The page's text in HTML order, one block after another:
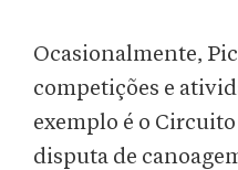
Ocasionalmente,
competições e
exemplo é o
disputa de